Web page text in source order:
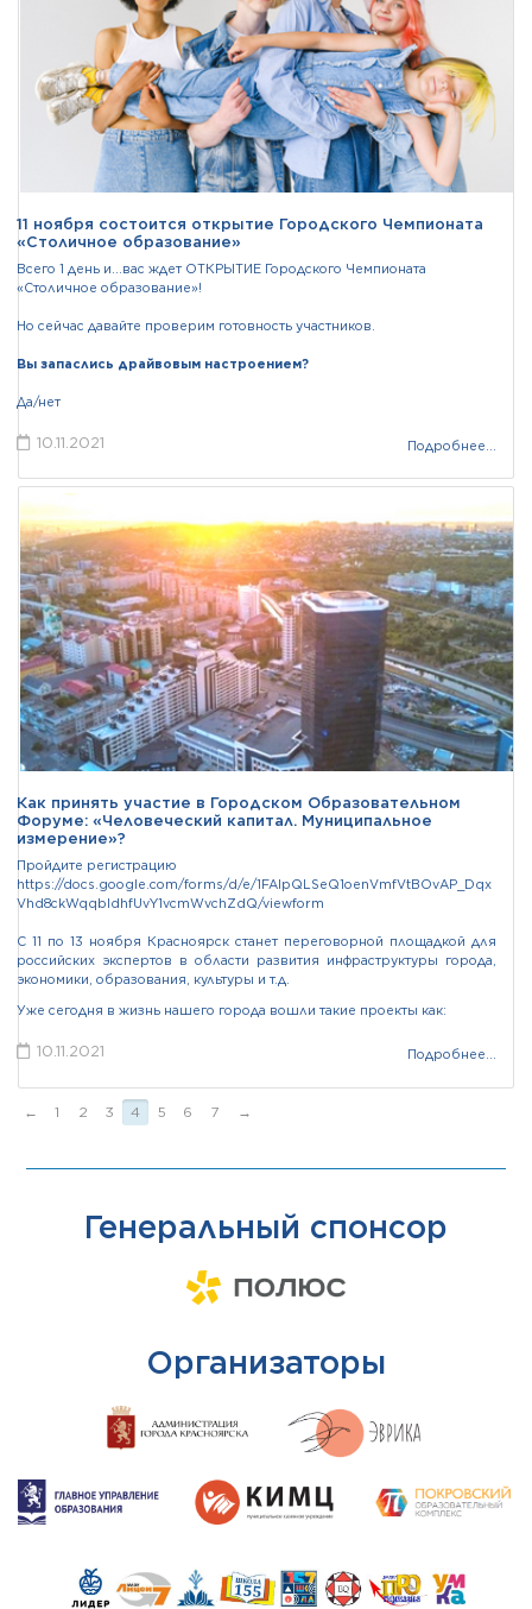
11 ноября состоится открытие Городского Чемпионата
«Столичное образование»
Всего 1 день и...вас ждет ОТКРЫТИЕ Городского Чемпионата
«Столичное образование»!
Но сейчас давайте проверим готовность участников.
Вы запаслись драйвовым настроением?
Да/нет
10.11.2021 Подробнее...
Как принять участие в Городском Образовательном
Форуме: «Человеческий капитал. Муниципальное
измерение»?
Пройдите регистрацию
https://docs.google.com/forms/d/e/1FAIpQLSeQ1oenVmfVtBOvAP_Dqx
Vhd8ckWqqbldhfUvY1vcmWvchZdQ/viewform
С 11 по 13 ноября Красноярск станет переговорной площадкой для
российских экспертов в области развития инфраструктуры города,
экономики, образования, культуры и т.д.
Уже сегодня в жизнь нашего города вошли такие проекты как:
10.11.2021 Подробнее...
← 1 2 3 4 5 6 7 →
Генеральный спонсор
Организаторы